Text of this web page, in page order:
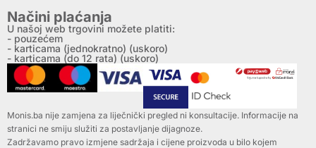
Načini plaćanja
U našoj web trgovini možete platiti:
- pouzećem
- karticama (jednokratno) (uskoro)
- karticama (do 12 rata) (uskoro)
Monis.ba nije zamjena za liječnički pregled ni konsultacije. Informacije na
stranici ne smiju služiti za postavljanje dijagnoze.
Zadržavamo pravo izmjene sadržaja i cijene proizvoda u bilo kojem